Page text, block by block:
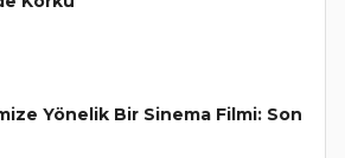
Yönelik Bir Sinema Filmi: Son